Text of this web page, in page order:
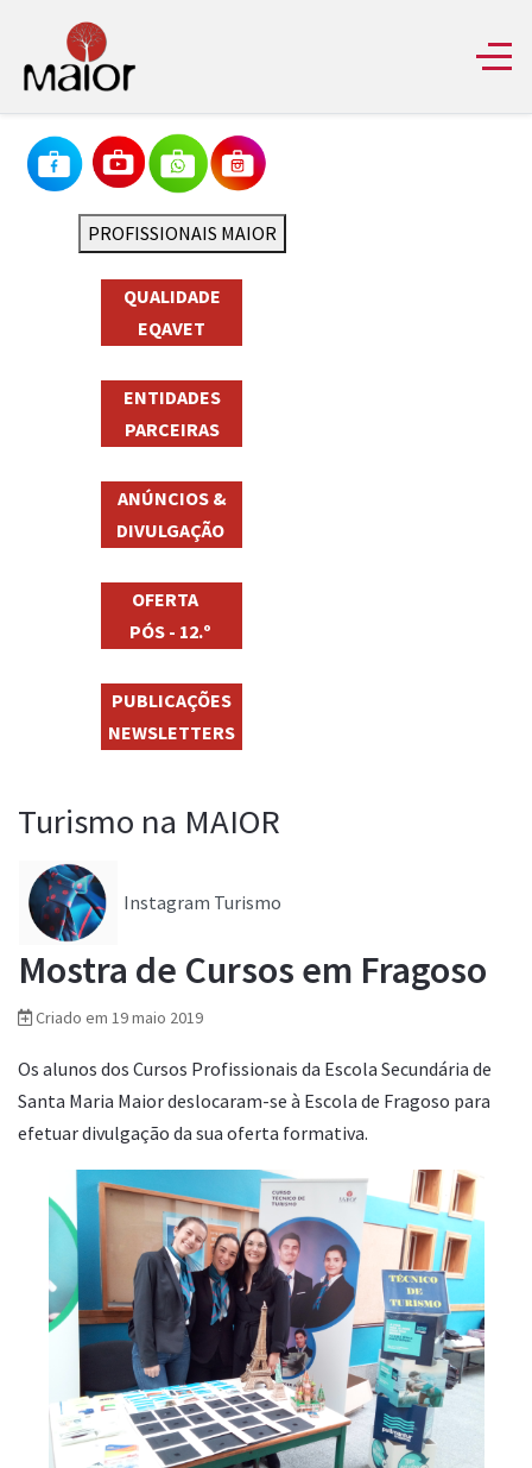
PROFISSIONAIS MAIOR
QUALIDADE
EQAVET
ENTIDADES
PARCEIRAS
ANÚNCIOS &
DIVULGAÇÃO
OFERTA
PÓS - 12.º
PUBLICAÇÕES
NEWSLETTERS
Turismo na MAIOR
Instagram Turismo
Mostra de Cursos em Fragoso
Criado em 19 maio 2019
Os alunos dos Cursos Profissionais da Escola Secundária de
Santa Maria Maior deslocaram-se à Escola de Fragoso para
efetuar divulgação da sua oferta formativa.